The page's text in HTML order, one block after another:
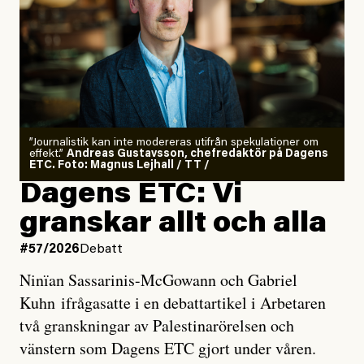
”Journalistik kan inte modereras utifrån spekulationer om
effekt.” Andreas Gustavsson, chefredaktör på Dagens
ETC. Foto: Magnus Lejhall / TT /
Dagens ETC: Vi
granskar allt och alla
#57/2026 Debatt
Ninïan Sassarinis-McGowann och Gabriel
Kuhn ifrågasatte i en debattartikel i Arbetaren
två granskningar av Palestinarörelsen och
vänstern som Dagens ETC gjort under våren.